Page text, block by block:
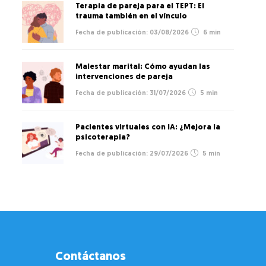
Terapia de pareja para el TEPT: El
trauma también en el vínculo
03/08/2026 6 min
Malestar marital: Cómo ayudan las
intervenciones de pareja
31/07/2026 5 min
Pacientes virtuales con IA: ¿Mejora la
psicoterapia?
29/07/2026 5 min
Contáctanos